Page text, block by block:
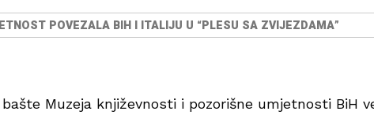
POVEZALA BIH I ITALIJU U “PLESU SA ZVIJEZDAMA”
Muzeja književnosti i pozorišne umjetnosti BiH